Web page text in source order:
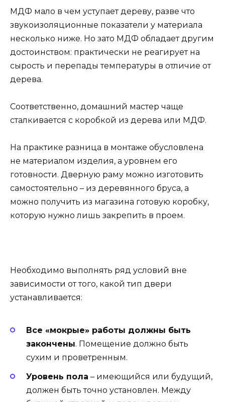
МДФ мало в чем уступает дереву, разве что
звукоизоляционные показатели у материала
несколько ниже. Но зато МДФ обладает другим
достоинством: практически не реагирует на
сырость и перепады температуры в отличие от
дерева.
Соответственно, домашний мастер чаще
сталкивается с коробкой из дерева или МДФ.
На практике разница в монтаже обусловлена
не материалом изделия, а уровнем его
готовности. Дверную раму можно изготовить
самостоятельно – из деревянного бруса, а
можно получить из магазина готовую коробку,
которую нужно лишь закрепить в проем.
Необходимо выполнять ряд условий вне
зависимости от того, какой тип двери
устанавливается:
Все «мокрые» работы должны быть
закончены. Помещение должно быть
сухим и проветренным.
Уровень пола – имеющийся или будущий,
должен быть точно установлен. Между